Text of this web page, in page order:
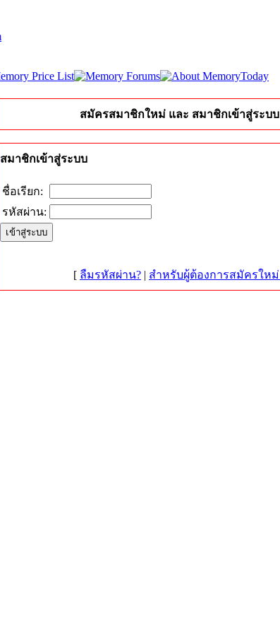
สมัครสมาชิกใหม่ และ สมาชิกเข้าสู่ระบบ
สมาชิกเข้าสู่ระบบ
ชื่อเรียก:
รหัสผ่าน:
[ ลืมรหัสผ่าน? | สำหรับผู้ต้องการสมัครใหม่